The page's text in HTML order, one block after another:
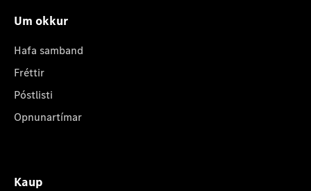
Um okkur
Hafa samband
Fréttir
Póstlisti
Opnunartímar
Kaup